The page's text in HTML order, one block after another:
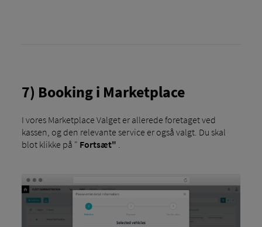
7) Booking i Marketplace
I vores Marketplace Valget er allerede foretaget ved
kassen, og den relevante service er også valgt. Du skal
blot klikke på " Fortsæt" .